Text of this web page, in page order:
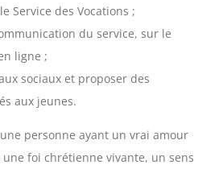
Service des Vocations ;
du service, sur le
ligne ;
sociaux et proposer des
aux jeunes.
personne ayant un vrai amour
une foi chrétienne vivante, un sens